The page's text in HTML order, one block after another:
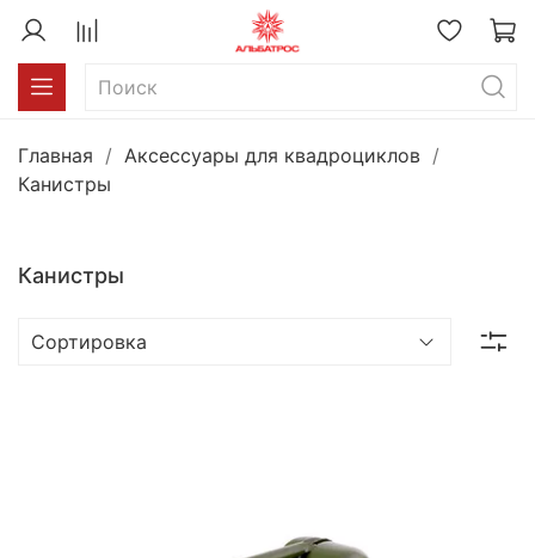
Главная
Аксессуары для квадроциклов
Канистры
Канистры